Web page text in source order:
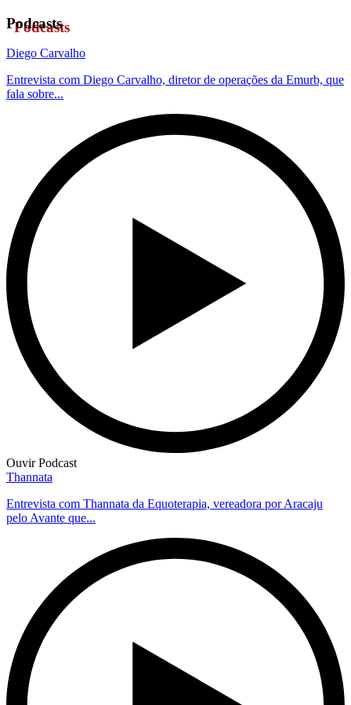
Podcasts
Diego Carvalho
Entrevista com Diego Carvalho, diretor de operações da Emurb, que
fala sobre...
Ouvir Podcast
Thannata
Entrevista com Thannata da Equoterapia, vereadora por Aracaju
pelo Avante que...